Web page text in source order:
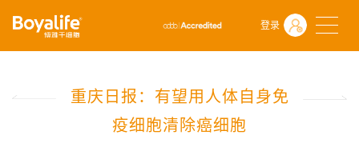
登录
首页 什么是干细胞
前沿动态
重庆日报：有望用人体自身免疫细胞清除癌细胞
重庆日报：有望用人体自身免
疫细胞清除癌细胞